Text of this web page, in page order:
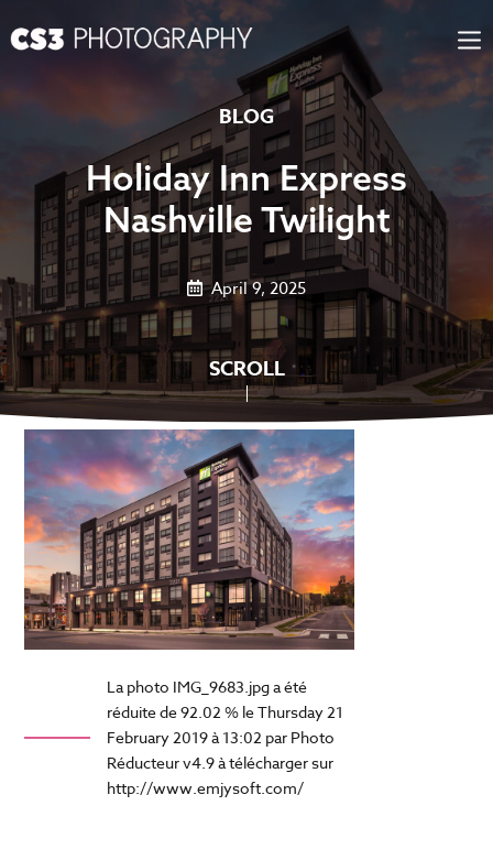
to
content
BLOG
Holiday Inn Express
Nashville Twilight
April 9, 2025
SCROLL
La photo IMG_9683.jpg a été
réduite de 92.02 % le Thursday 21
February 2019 à 13:02 par Photo
Réducteur v4.9 à télécharger sur
http://www.emjysoft.com/